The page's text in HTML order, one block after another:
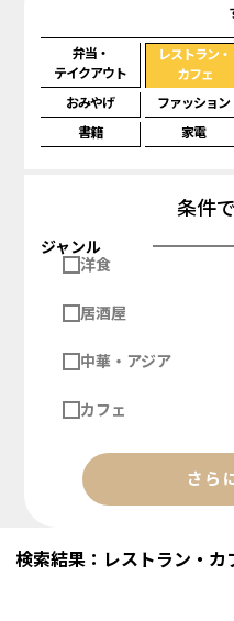
弁当・
テイクアウト
レストラン・
カフェ
おみやげ ファッション
書籍
家電
条件
ジャンル
洋食
居酒屋
中華・アジア
カフェ
さら
検索結果：レストラン・カ